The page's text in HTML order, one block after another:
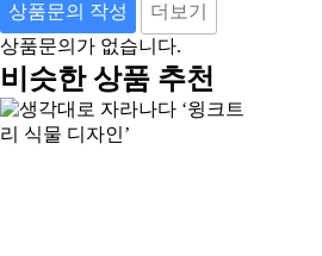
상품문의 작성
더보기
상품문의가 없습니다.
비슷한 상품 추천